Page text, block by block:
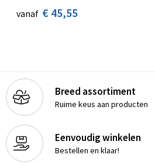
vanaf € 45,55
Breed assortiment
Ruime keus aan producten
Eenvoudig winkelen
Bestellen en klaar!